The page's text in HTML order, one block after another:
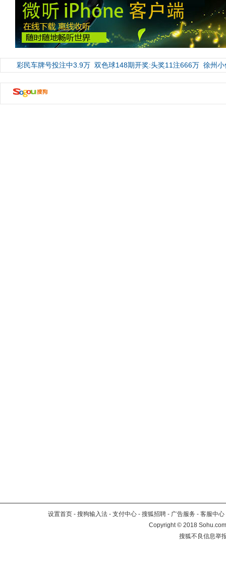
彩民车牌号投注中3.9万 双色球148期开奖:头奖11注666万 徐州
设置首页 - 搜狗输入法 - 支付中心 - 搜狐招聘 - 广告服务 - 客服中心
Copyright©2018
搜狐不良信息举